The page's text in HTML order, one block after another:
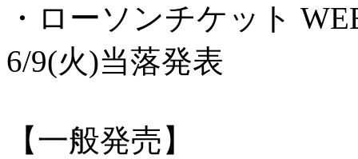
・ローソンチケット
6/9(火)当落発表
【一般発売】